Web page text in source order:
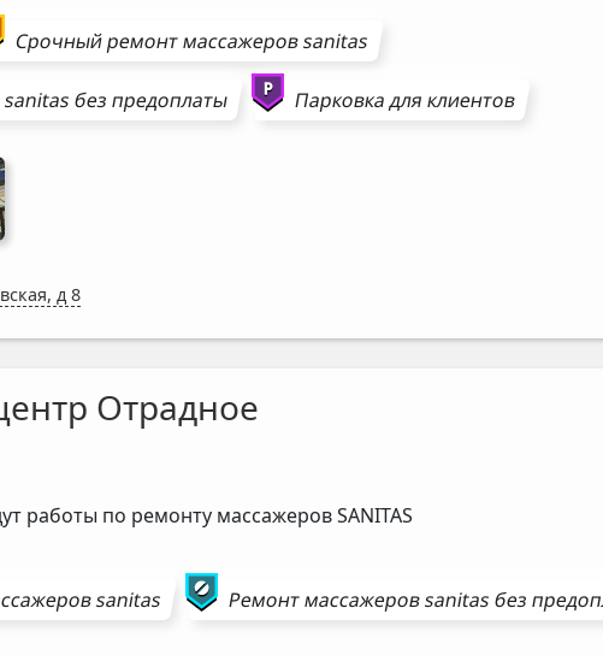
Срочный ремонтмассажеровsanitas
sanitasбез предоплаты Парковка для клиентов
д 8
Отрадное
работы по ремонту массажеровSANITAS
sanitas Ремонтмассажеровsanitasбез